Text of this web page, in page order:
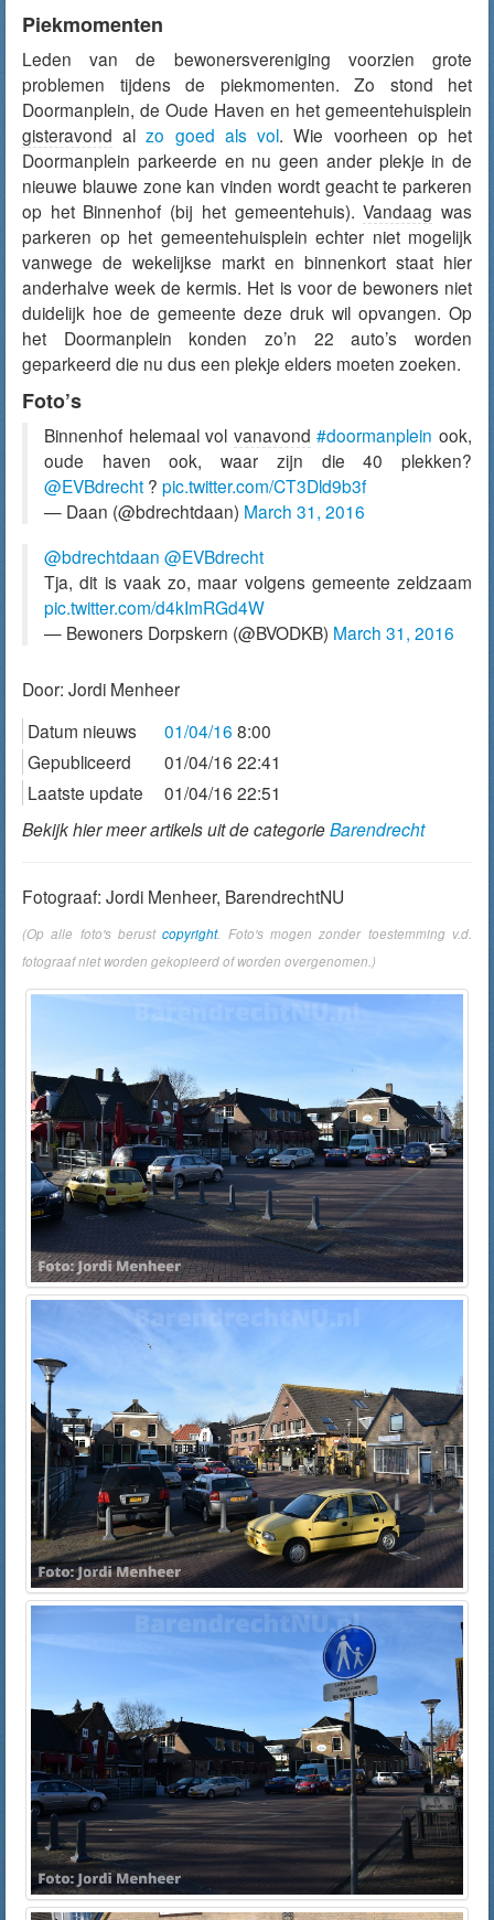
Piekmomenten
Leden van de bewonersvereniging voorzien grote
problemen tijdens de piekmomenten. Zo stond het
Doormanplein, de Oude Haven en het gemeentehuisplein
gisteravond alzo goed als vol. Wie voorheen op het
Doormanplein parkeerde en nu geen ander plekje in de
nieuwe blauwe zone kan vinden wordt geacht te parkeren
op het Binnenhof (bij het gemeentehuis).Vandaag was
parkeren op het gemeentehuisplein echter niet mogelijk
vanwege de wekelijkse markt en binnenkort staat hier
anderhalve week de kermis. Het is voor de bewoners niet
duidelijk hoe de gemeente deze druk wil opvangen. Op
het Doormanplein konden zo’n 22 auto’s worden
geparkeerd die nu dus een plekje elders moeten zoeken.
Foto’s
Binnenhof helemaal vol vanavond #doormanplein ook,
oude haven ook, waar zijn die 40 plekken?
@EVBdrecht ? pic.twitter.com/CT3Dld9b3f
— Daan (@bdrechtdaan) March 31, 2016
@bdrechtdaan @EVBdrecht
Tja, dit is vaak zo, maar volgens gemeente zeldzaam
pic.twitter.com/d4kImRGd4W
— Bewoners Dorpskern (@BVODKB) March 31, 2016
Door: Jordi Menheer
Datum nieuws
01/04/16 8:00
Gepubliceerd
01/04/16 22:41
Laatste update
01/04/16 22:51
Bekijk hier meer artikels uit de categorieBarendrecht
Fotograaf: Jordi Menheer, BarendrechtNU
(Op alle foto's berustcopyright. Foto's mogen zonder toestemming v.d.
fotograaf niet worden gekopieerd of worden overgenomen.)